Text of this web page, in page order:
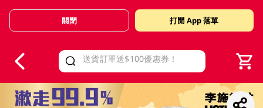
Valid Until 30 June 2026
關閉 打開 App 落單